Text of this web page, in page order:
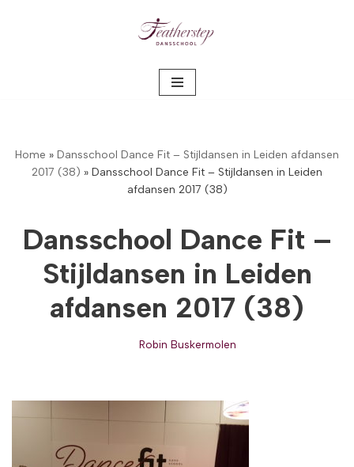
Home » Dansschool Dance Fit – Stijldansen in Leiden afdansen
2017 (38) » Dansschool Dance Fit – Stijldansen in Leiden
afdansen 2017 (38)
Dansschool Dance Fit –
Stijldansen in Leiden
afdansen 2017 (38)
Robin Buskermolen